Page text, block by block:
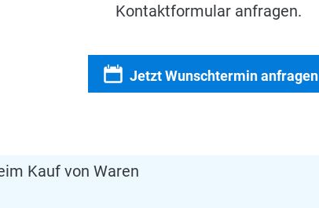
Kontaktformular anfragen.
Jetzt Wunschtermin anfragen
Kauf von Waren